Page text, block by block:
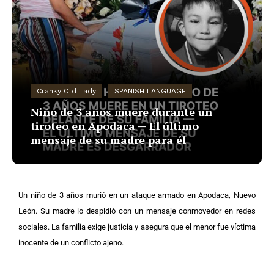
Cranky Old Lady SPANISH LANGUAGE
Niño de 3 años muere durante un
tiroteo en Apodaca — El último
mensaje de su madre para él
Un niño de 3 años murió en un ataque armado en Apodaca, Nuevo
León. Su madre lo despidió con un mensaje conmovedor en redes
sociales. La familia exige justicia y asegura que el menor fue víctima
inocente de un conflicto ajeno.